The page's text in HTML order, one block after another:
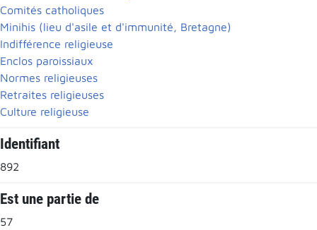
Comités catholiques
Minihis (lieu d'asile et d'immunité, Bretagne)
Indifférence religieuse
Enclos paroissiaux
Normes religieuses
Retraites religieuses
Culture religieuse
Identifiant
892
Est une partie de
57